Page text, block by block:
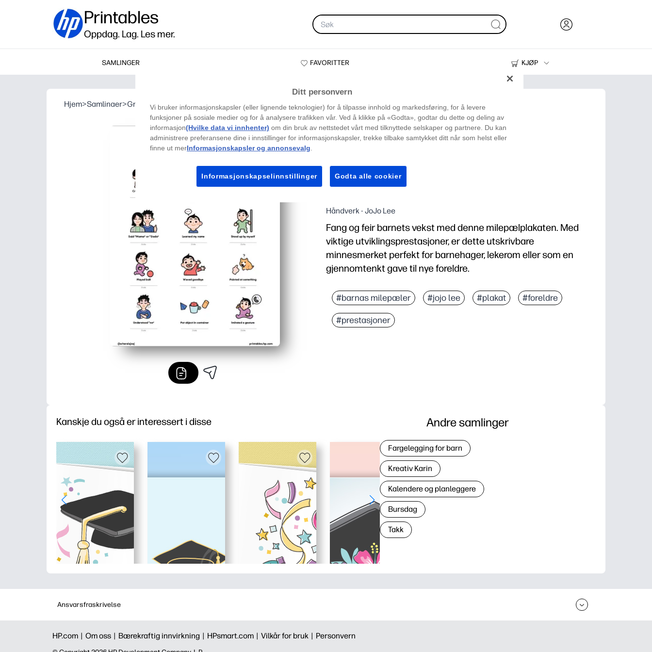
Printables
Oppdag. Lag. Les mer.
SAMLINGER FAVORITTER
KJØP
Skrivere
Hjem>Samlinaer>Graduering>Milepælplakat
Milepælplakat
Håndverk - JoJo Lee
Fang og feir barnets vekst med denne milepælplakaten. Med
viktige utviklingsprestasjoner, er dette utskrivbare
minnesmerket perfekt for barnehager, lekerom eller som en
gjennomtenkt gave til nye foreldre.
#barnas milepæler #jojo lee #plakat #foreldre
#prestasjoner
Kanskje du også er interessert i disse Andre samlinger
Fargelegging for barn
Kreativ Karin
Kalendere og planleggere
Bursdag
Takk
Ansvarsfraskrivelse
HP.com | Om oss | Bærekraftig innvirkning | HPsmart.com | Vilkår for bruk | Personvern
Ditt personvern
Vi bruker informasjonskapsler (eller lignende teknologier) for å tilpasse innhold og markedsføring, for å levere
funksjoner på sosiale medier og for å analysere trafikken vår. Ved å klikke på «Godta», godtar du dette og deling av
informasjon(Hvilke data vi innhenter) om din bruk av nettstedet vårt med tilknyttede selskaper og partnere. Du kan
administrere preferansene dine i innstillinger for informasjonskapsler, trekke tilbake samtykket ditt når som helst eller
finne ut merInformasjonskapsler og annonsevalg
Informasjonskapselinnstillinger Godta alle cookier